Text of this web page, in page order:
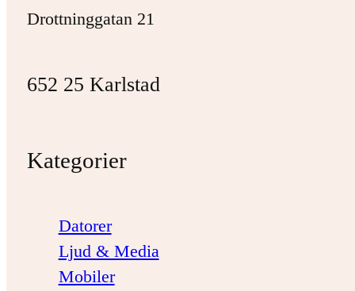
Drottninggatan 21
652 25 Karlstad
Kategorier
Datorer
Ljud & Media
Mobiler